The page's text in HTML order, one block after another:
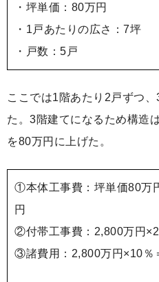
・坪単価：80万円
・1戸あたりの広さ：7坪
・戸数：5戸
ここでは1階あたり2戸ずつ
た。3階建てになるため構造
を80万円に上げた。
①本体工事費：坪単価80万
円
②付帯工事費：2,800万円
③諸費用：2,800万円×10％